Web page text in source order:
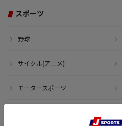
スポーツ
野球
サイクル(アニメ)
モータースポーツ